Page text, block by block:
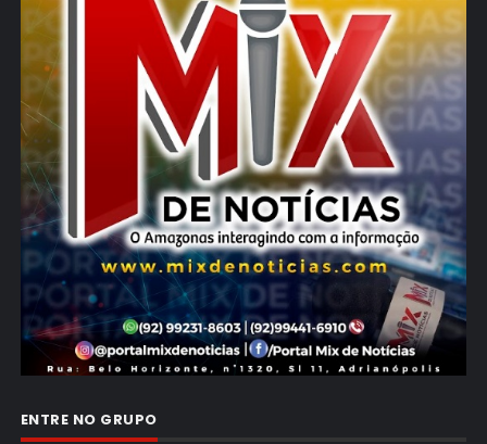
ENTRE NO GRUPO